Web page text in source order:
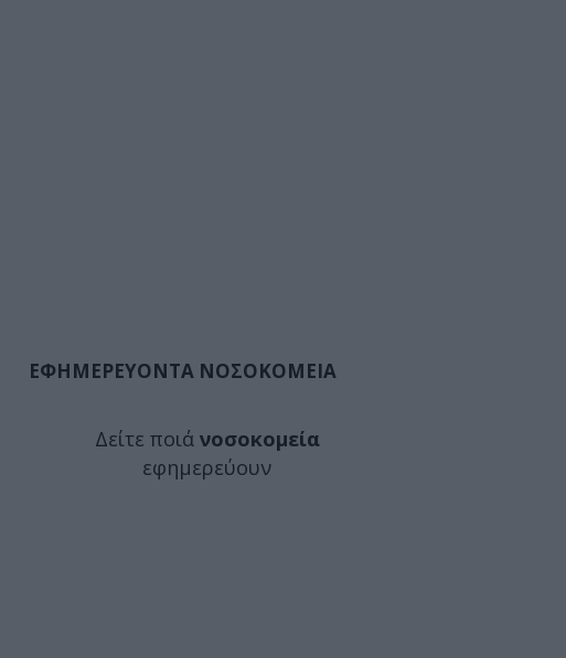
ΕΦΗΜΕΡΕΥΟΝΤΑ ΝΟΣΟΚΟΜΕΙΑ
Δείτε ποιά νοσοκομεία
εφημερεύουν